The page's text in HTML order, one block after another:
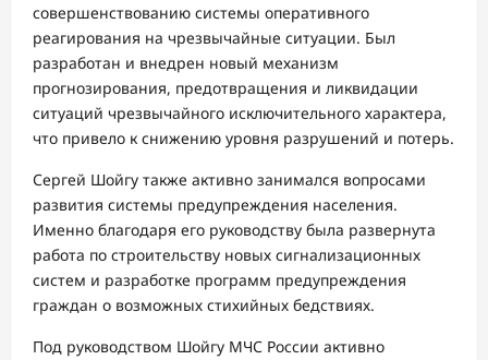
совершенствованию системы оперативного
реагирования на чрезвычайные ситуации. Был
разработан и внедрен новый механизм
прогнозирования, предотвращения и ликвидации
ситуаций чрезвычайного исключительного характера,
что привело к снижению уровня разрушений и потерь.
Сергей Шойгу также активно занимался вопросами
развития системы предупреждения населения.
Именно благодаря его руководству была развернута
работа по строительству новых сигнализационных
систем и разработке программ предупреждения
граждан о возможных стихийных бедствиях.
Под руководством Шойгу МЧС России активно